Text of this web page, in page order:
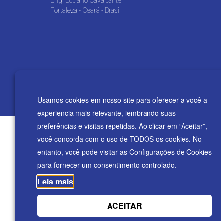
Fortaleza - Ceará - Brasil
© 2005 - 2026 Dr. Adriano Sobreira | Todos os direitos
Usamos cookies em nosso site para oferecer a você a
experiência mais relevante, lembrando suas
preferências e visitas repetidas. Ao clicar em “Aceitar”,
você concorda com o uso de TODOS os cookies. No
entanto, você pode visitar as Configurações de Cookies
para fornecer um consentimento controlado.
Leia mais
ACEITAR